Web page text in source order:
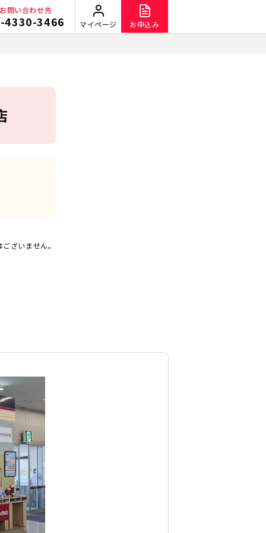
問い合わせ先
4330-3466 マイページ お申込み
ざいません。